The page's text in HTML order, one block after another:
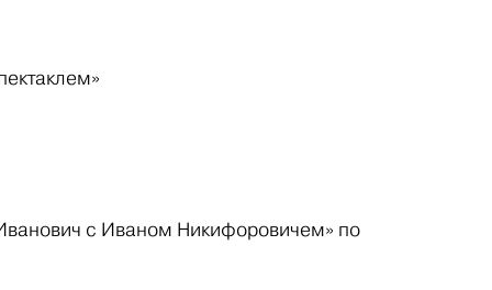
с Иваном Никифоровичем» по